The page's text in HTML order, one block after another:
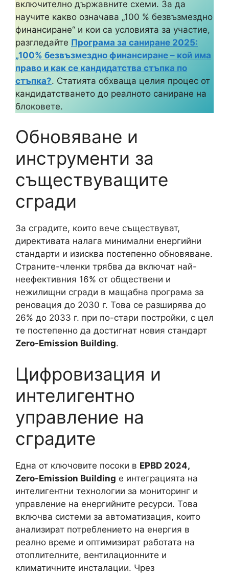
включително държавните схеми. За да
научите какво означава „100 % безвъзмездно
финансиране“ и кои са условията за участие,
разгледайте Програма за саниране 2025:
„100% безвъзмездно финансиране – кой има
право и как се кандидатства стъпка по
стъпка?. Статията обхваща целия процес от
кандидатстването до реалното саниране на
блоковете.
Обновяване и
инструменти за
съществуващите
сгради
За сградите, които вече съществуват,
директивата налага минимални енергийни
стандарти и изисква постепенно обновяване.
Страните-членки трябва да включат най-
неефективния 16% от обществени и
нежилищни сгради в мащабна програма за
реновация до 2030 г. Това се разширява до
26% до 2033 г. при по-стари постройки, с цел
те постепенно да достигнат новия стандарт
Zero-Emission Building.
Цифровизация и
интелигентно
управление на
сградите
Една от ключовите посоки в EPBD 2024,
Zero-Emission Building е интеграцията на
интелигентни технологии за мониторинг и
управление на енергийните ресурси. Това
включва системи за автоматизация, които
анализират потреблението на енергия в
реално време и оптимизират работата на
отоплителните, вентилационните и
климатичните инсталации. Чрез